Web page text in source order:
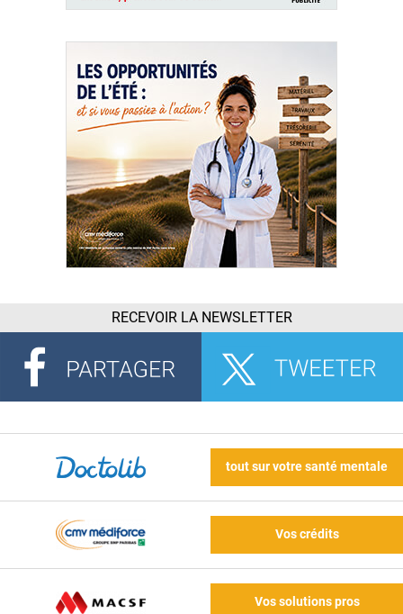
RECEVOIR LA NEWSLETTER
tout sur votre santé mentale
Vos crédits
Vos solutions pros